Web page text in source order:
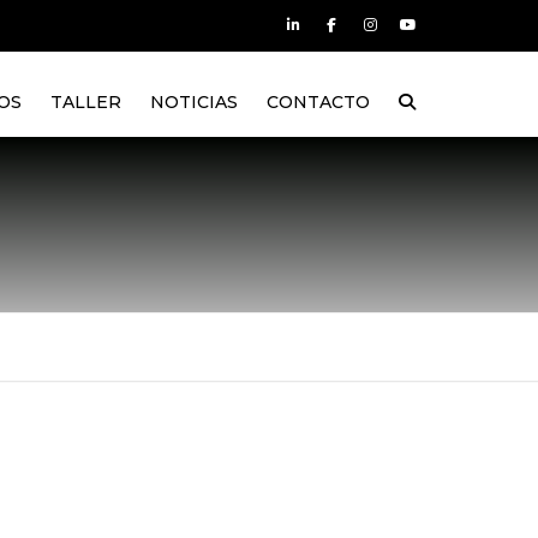
TALLER NOTICIAS CONTACTO